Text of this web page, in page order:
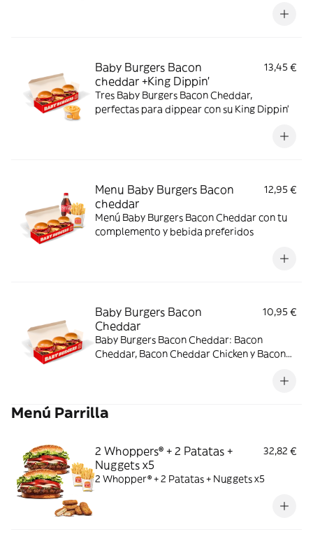
Baby Burgers Bacon
cheddar +King Dippin’
13,45 €
Tres Baby Burgers Bacon Cheddar,
perfectas para dippear con su King Dippin’
Menu Baby Burgers Bacon
cheddar
12,95 €
Menú Baby Burgers Bacon Cheddar con tu
complemento y bebida preferidos
Baby Burgers Bacon
Cheddar
10,95 €
Baby Burgers Bacon Cheddar: Bacon
Cheddar, Bacon Cheddar Chicken y Bacon
Menú Parrilla
2 Whoppers® + 2 Patatas +
Nuggets x5
32,82 €
2 Whopper® + 2 Patatas + Nuggets x5